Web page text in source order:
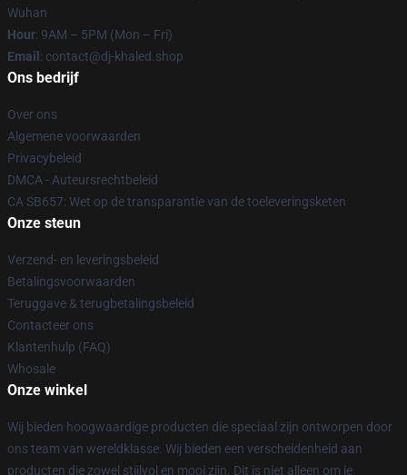
Wuhan
Hour: 9AM – 5PM (Mon – Fri)
Email : contact@dj-khaled.shop
Ons bedrijf
Over ons
Algemene voorwaarden
Privacybeleid
DMCA - Auteursrechtbeleid
CA SB657: Wet op de transparantie van de toeleveringsketen
Onze steun
Verzend- en leveringsbeleid
Betalingsvoorwaarden
Teruggave & terugbetalingsbeleid
Contacteer ons
Klantenhulp (FAQ)
Whosale
Onze winkel
Wij bieden hoogwaardige producten die speciaal zijn ontworpen door
ons team van wereldklasse. Wij bieden een verscheidenheid aan
producten die zowel stijlvol en mooi zijn. Dit is niet alleen om je